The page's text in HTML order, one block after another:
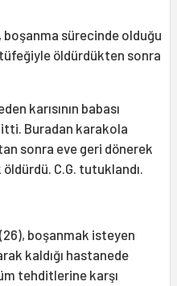
sürecinde olduğu
tüfeğiyle öldürdükten sonra
karısının babası
Buradan karakola
sonra eve geri dönerek
C.G. tutuklandı.
boşanmak isteyen
kaldığı hastanede
tehditlerine karşı